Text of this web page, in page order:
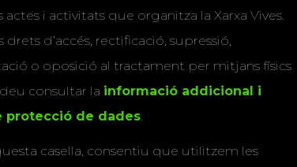
i activitats que organitza la Xarxa Vives.
drets d’accés, rectificació, supressió,
o oposició al tractament per mitjans físics
consultar la informació addicional i
protecció de dades.
casella, consentiu que utilitzem les